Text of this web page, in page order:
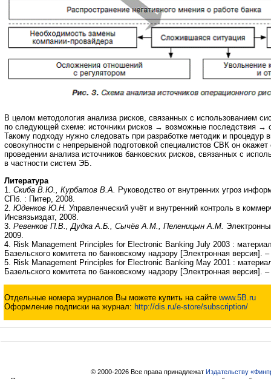
В целом методология анализа рисков, связанных с использованием
по следующей схеме: источники рисков → возможные последствия →
Такому подходу нужно следовать при разработке методик и процедур
совокупности с непрерывной подготовкой специалистов СВК он
проведении анализа источников банковских рисков, связанных с
в частности систем ЭБ.
Литература
1. Скиба В.Ю., Курбатов В.А. Руководство от внутренних угроз
СПб. : Питер, 2008.
2. Юденков Ю.Н. Управленческий учёт и внутренний контроль в
Инсвязьиздат, 2008.
3. Ревенков П.В., Дудка А.Б., Сычёв А.М., Пеленицын А.М.
2009.
4. Risk Management Principles for Electronic Banking July 2003 :
Базельского комитета по банковскому надзору [Электронная версия].
5. Risk Management Principles for Electronic Banking May 2001 :
Базельского комитета по банковскому надзору [Электронная версия].
Отдельные номера журналов Вы можете купить на сайте www.5B.ru
Оформление подписки на журнал: http://dis.ru/e-store/subscription/
© 2000-2026 Все права принадлежат Издательству